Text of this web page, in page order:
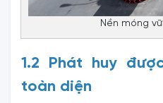
Nền móng
1.2 Phát huy
toàn diện